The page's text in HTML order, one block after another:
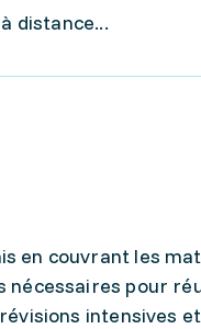
distance...
en couvrant les
nécessaires pour
intensives